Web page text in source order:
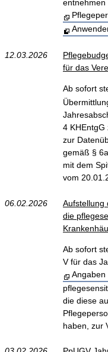
entnehmen
12.03.2026
für das
Ab sofort
4 KHEntgG
zur
gemäß §
mit dem
vom
06.02.2026
Aufstellung
die
Ab sofort
V für das
die diese
haben, zur